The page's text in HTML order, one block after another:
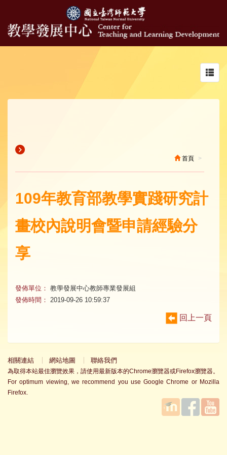
首頁
109年教育部教學實踐研究計
畫校內說明會暨申請經驗分
享
發佈單位： 教學發展中心教師專業發展組
發佈時間：
2019-09-26 10:59:37
回上一頁
相關連結 網站地圖 聯絡我們
為取得本站最佳瀏覽效果，請使用最新版本的Chrome瀏覽器或Firefox瀏覽器。
For optimum viewing, we recommend you use Google Chrome or Mozilla
Firefox.